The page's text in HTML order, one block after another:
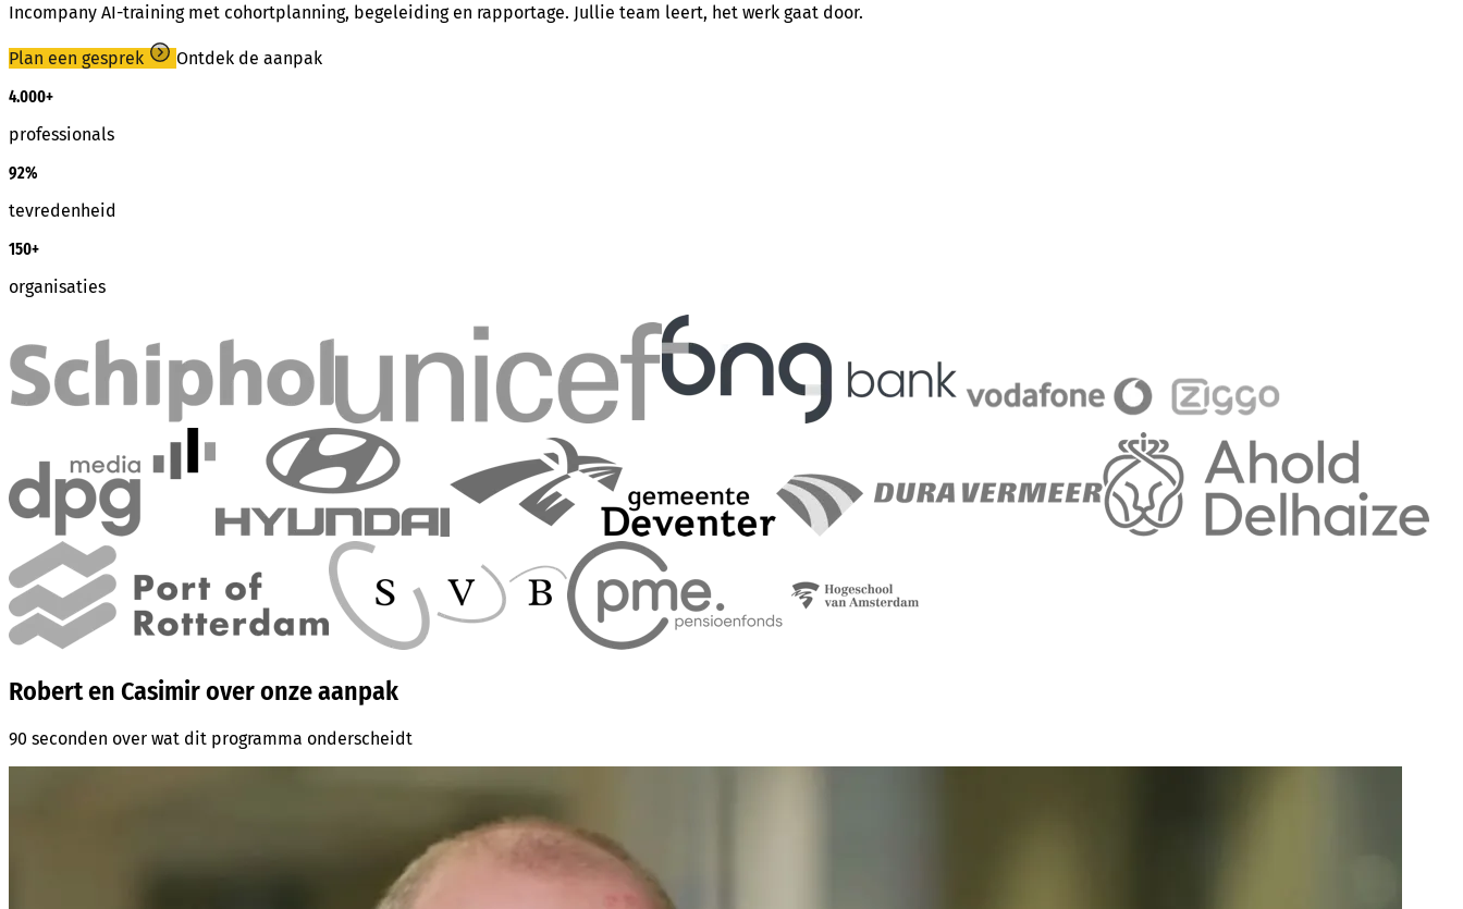
Incompany AI-training met cohortplanning, begeleiding en rapportage. Jullie team leert, het werk gaat door.
Plan een gesprek
Ontdek de aanpak
4.000+
professionals
92%
tevredenheid
150+
organisaties
Robert en Casimir over onze aanpak
90 seconden over wat dit programma onderscheidt